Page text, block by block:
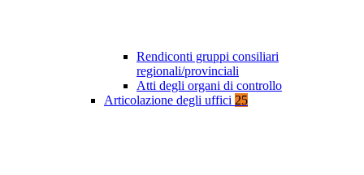
Rendiconti gruppi consiliari
regionali/provinciali
Atti degli organi di controllo
Articolazione degli uffici 25